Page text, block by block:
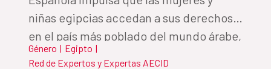
niñas egipcias accedan a sus derechos
en el país más poblado del mundo árabe,
donde el matrimonio infantil y la
Género | Egipto |
Red de Expertos y Expertas AECID